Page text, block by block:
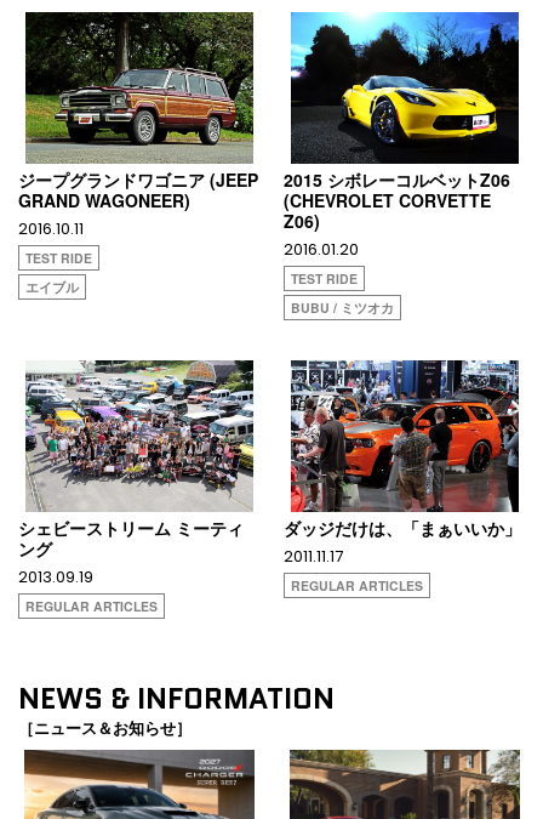
ジープグランドワゴニア (JEEP
GRAND WAGONEER)
2016.10.11
TEST RIDE
エイブル
2015 シボレーコルベットZ06
(CHEVROLET CORVETTE
Z06)
2016.01.20
TEST RIDE
BUBU / ミツオカ
シェビーストリーム ミーティ
ング
2013.09.19
REGULAR ARTICLES
ダッジだけは、「まぁいいか」
2011.11.17
REGULAR ARTICLES
NEWS & INFORMATION
［ニュース＆お知らせ］